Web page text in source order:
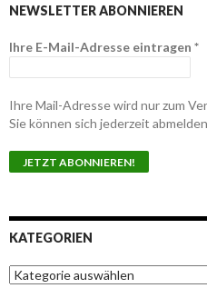
NEWSLETTER ABONNIEREN
Ihre E-Mail-Adresse eintragen *
Ihre Mail-Adresse wird nur zum
Sie können sich jederzeit
KATEGORIEN
K
a